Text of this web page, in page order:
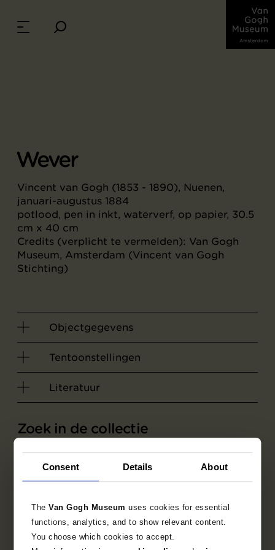
Consent Details About
TheVan Gogh Museumuses cookies for essential
functions, analytics, and to show relevant content.
You choose which cookies to accept.
Wever
Vincent van Gogh (1853 - 1890), Nuenen,
januari-augustus 1884
potlood, pen in inkt, waterverf, op papier, 30.5
cm x 40 cm
Credits (verplicht te vermelden): Van Gogh
Museum, Amsterdam (Vincent van Gogh
Stichting)
Objectgegevens
Tentoonstellingen
Literatuur
Zoek in de collectie
1884 Nuenen tekening
Vincent van Gogh